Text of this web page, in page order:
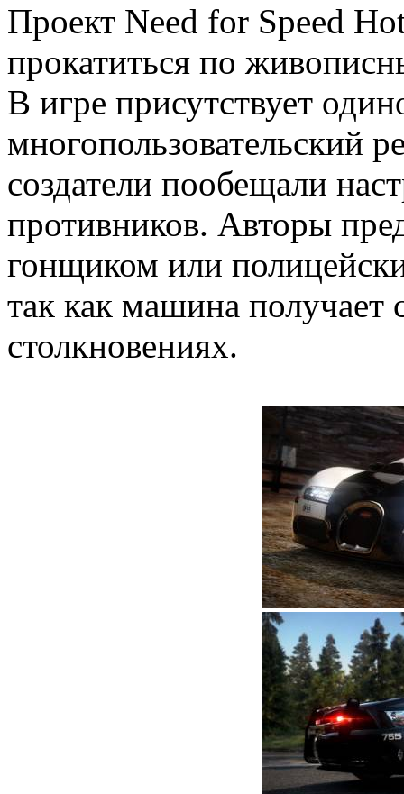
Проект Need for Speed
прокатиться по
В игре присутствует
многопользовательский
создатели пообещали
противников. Авторы
гонщиком или
так как машина получает
столкновениях.